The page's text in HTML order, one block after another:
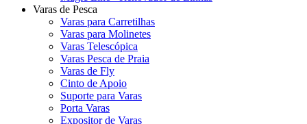
Varas de Pesca
Varas para Carretilhas
Varas para Molinetes
Varas Telescópica
Varas Pesca de Praia
Varas de Fly
Cinto de Apoio
Suporte para Varas
Porta Varas
Expositor de Varas